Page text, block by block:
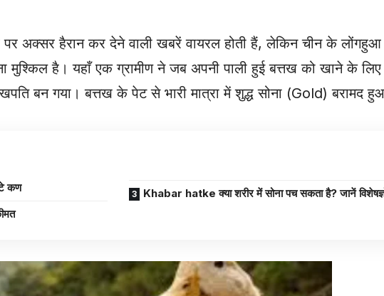
अक्सर हैरान कर देने वाली खबरें वायरल होती हैं, लेकिन चीन के
मुश्किल है। यहाँ एक ग्रामीण ने जब अपनी पाली हुई बत्तख को खाने के
बन गया। बत्तख के पेट से भारी मात्रा में शुद्ध सोना (Gold) बरामद
कण
Khabar hatke क्या शरीर में सोना पच सकता है? जानें